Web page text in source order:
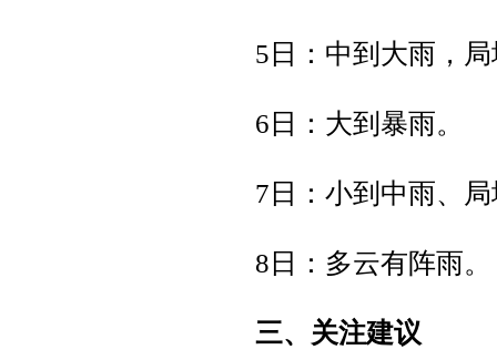
5日：中到大雨，
6日：大到暴雨。
7日：小到中雨、
8日：多云有阵雨。
三、关注建议